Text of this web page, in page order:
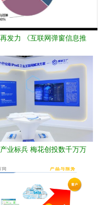
发力 《互联网弹窗信息推
关注
业标兵 梅花创投数千万万